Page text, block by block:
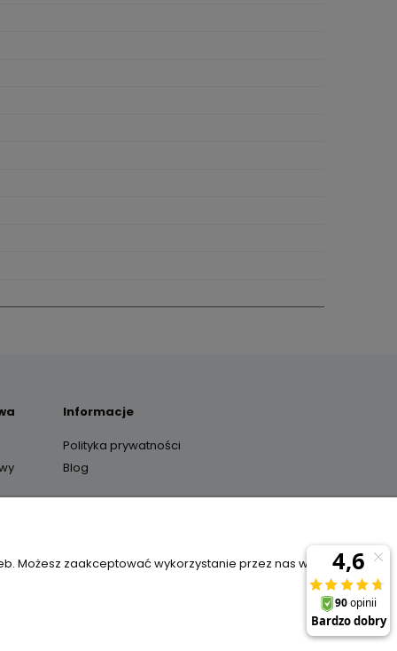
Informacje
Polityka prywatności
Blog
Możesz zaakceptować wykorzystanie przez nas wszystkich